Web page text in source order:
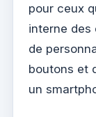
pour ceux
interne des
de
boutons et
un